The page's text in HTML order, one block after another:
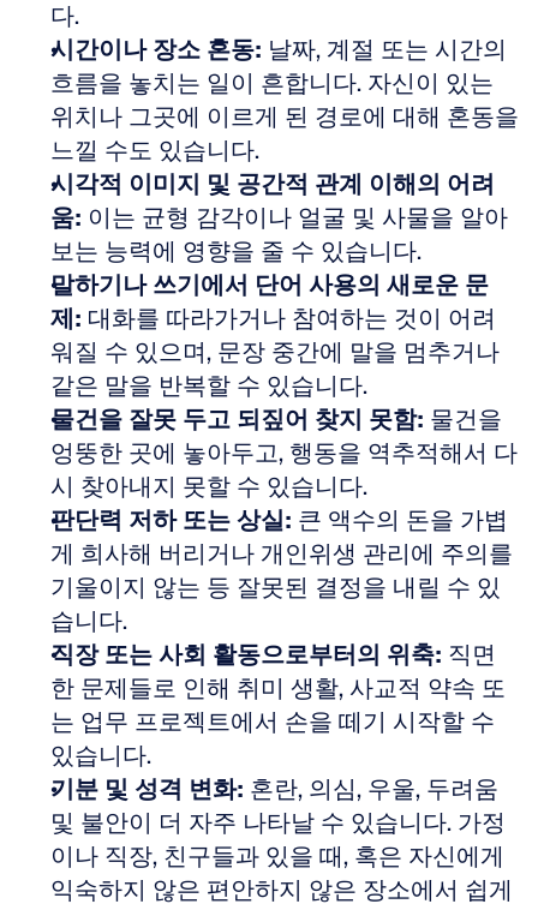
다.
시간이나 장소 혼동: 날짜, 계절 또는 시간의
흐름을 놓치는 일이 흔합니다. 자신이 있는
위치나 그곳에 이르게 된 경로에 대해 혼동을
느낄 수도 있습니다.
시각적 이미지 및 공간적 관계 이해의 어려
움: 이는 균형 감각이나 얼굴 및 사물을 알아
보는 능력에 영향을 줄 수 있습니다.
말하기나 쓰기에서 단어 사용의 새로운 문
제: 대화를 따라가거나 참여하는 것이 어려
워질 수 있으며, 문장 중간에 말을 멈추거나
같은 말을 반복할 수 있습니다.
물건을 잘못 두고 되짚어 찾지 못함: 물건을
엉뚱한 곳에 놓아두고, 행동을 역추적해서 다
시 찾아내지 못할 수 있습니다.
판단력 저하 또는 상실: 큰 액수의 돈을 가볍
게 희사해 버리거나 개인위생 관리에 주의를
기울이지 않는 등 잘못된 결정을 내릴 수 있
습니다.
직장 또는 사회 활동으로부터의 위축: 직면
한 문제들로 인해 취미 생활, 사교적 약속 또
는 업무 프로젝트에서 손을 떼기 시작할 수
있습니다.
기분 및 성격 변화: 혼란, 의심, 우울, 두려움
및 불안이 더 자주 나타날 수 있습니다. 가정
이나 직장, 친구들과 있을 때, 혹은 자신에게
익숙하지 않은 편안하지 않은 장소에서 쉽게